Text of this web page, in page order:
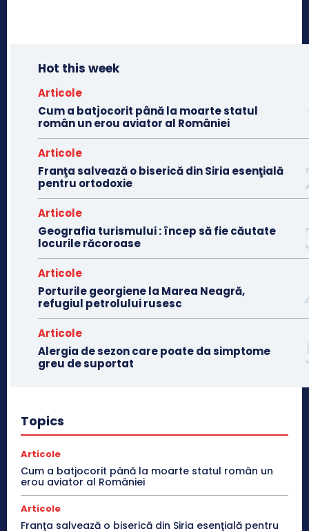
Hot this week
Articole
Cum a batjocorit până la moarte statul
român un erou aviator al României
Articole
Franţa salvează o biserică din Siria esenţială
pentru ortodoxie
Articole
Geografia turismului : încep să fie căutate
locurile răcoroase
Articole
Porturile georgiene la Marea Neagră,
refugiul petrolului rusesc
Articole
Alergia de sezon care poate da simptome
greu de suportat
Topics
Articole
Cum a batjocorit până la moarte statul român un
erou aviator al României
Articole
Franţa salvează o biserică din Siria esenţială pentru